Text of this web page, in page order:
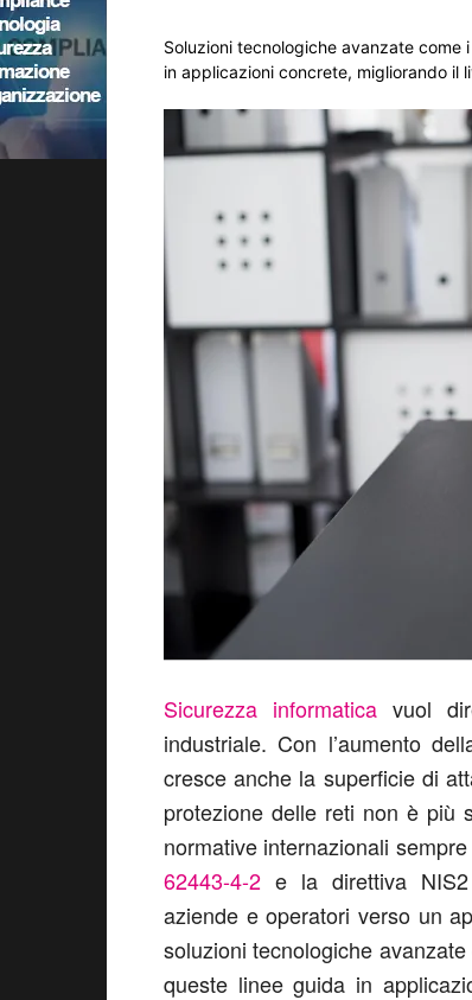
Soluzioni tecnologiche avanzate
in applicazioni concrete, migliorando il
Sicurezza informatica vuol
industriale. Con l’aumento
cresce anche la superficie di
protezione delle reti non è più
normative internazionali
62443-4-2 e la direttiva NIS2
aziende e operatori verso un
soluzioni tecnologiche
queste linee guida in